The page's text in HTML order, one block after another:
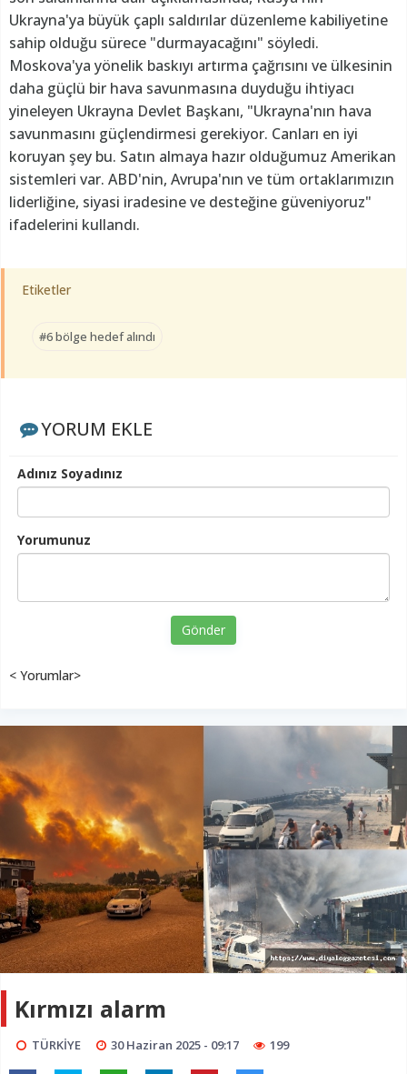
Ukrayna'ya büyük çaplı saldırılar düzenleme kabiliyetine
sahip olduğu sürece "durmayacağını" söyledi.
Moskova'ya yönelik baskıyı artırma çağrısını ve ülkesinin
daha güçlü bir hava savunmasına duyduğu ihtiyacı
yineleyen Ukrayna Devlet Başkanı, "Ukrayna'nın hava
savunmasını güçlendirmesi gerekiyor. Canları en iyi
koruyan şey bu. Satın almaya hazır olduğumuz Amerikan
sistemleri var. ABD'nin, Avrupa'nın ve tüm ortaklarımızın
liderliğine, siyasi iradesine ve desteğine güveniyoruz"
ifadelerini kullandı.
Etiketler
#6 bölge hedef alındı
YORUM EKLE
Adınız Soyadınız
Yorumunuz
Gönder
< Yorumlar>
Kırmızı alarm
TÜRKİYE 30 Haziran 2025 - 09:17 199